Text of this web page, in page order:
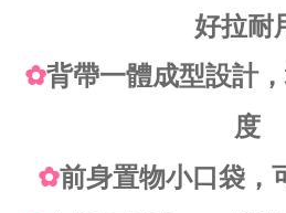
好拉耐
✿背帶一體成型設計
度
✿前身置物小口袋，